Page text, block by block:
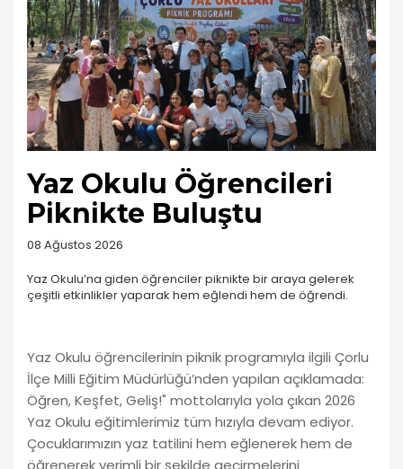
Yaz Okulu Öğrencileri
Piknikte Buluştu
08 Ağustos 2026
Yaz Okulu’na giden öğrenciler piknikte bir araya gelerek
çeşitli etkinlikler yaparak hem eğlendi hem de öğrendi.
Yaz Okulu öğrencilerinin piknik programıyla ilgili Çorlu
İlçe Milli Eğitim Müdürlüğü’nden yapılan açıklamada:
Öğren, Keşfet, Geliş!" mottolarıyla yola çıkan 2026
Yaz Okulu eğitimlerimiz tüm hızıyla devam ediyor.
Çocuklarımızın yaz tatilini hem eğlenerek hem de
öğrenerek verimli bir şekilde geçirmelerini